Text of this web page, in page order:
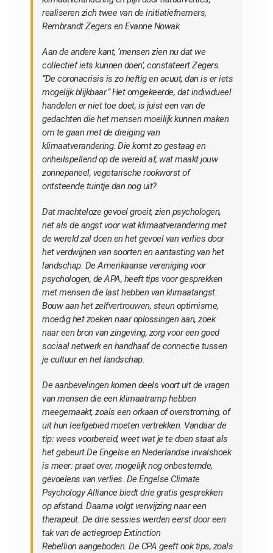
realiseren zich twee van de initiatiefnemers,
Rembrandt Zegers en Evanne Nowak.
Aan de andere kant, ‘mensen zien nu dat we
collectief iets kunnen doen’, constateert Zegers.
“De coronacrisis is zo heftig en acuut, dan is er iets
mogelijk blijkbaar.” Het omgekeerde, dat individueel
handelen er niet toe doet, is juist een van de
gedachten die het mensen moeilijk kunnen maken
om te gaan met de dreiging van
klimaatverandering. Die komt zo gestaag en
onheilspellend op de wereld af, wat maakt jouw
zonnepaneel, vegetarische rookworst of
ontsteende tuintje dan nog uit?
Dat machteloze gevoel groeit, zien psychologen,
net als de angst voor wat klimaatverandering met
de wereld zal doen en het gevoel van verlies door
het verdwijnen van soorten en aantasting van het
landschap. De Amerikaanse vereniging voor
psychologen, de APA, heeft tips voor gesprekken
met mensen die last hebben van klimaatangst.
Bouw aan het zelfvertrouwen, steun optimisme,
moedig het zoeken naar oplossingen aan, zoek
naar een bron van zingeving, zorg voor een goed
sociaal netwerk en handhaaf de connectie tussen
je cultuur en het landschap.
De aanbevelingen komen deels voort uit de vragen
van mensen die een klimaatramp hebben
meegemaakt, zoals een orkaan of overstroming, of
uit hun leefgebied moeten vertrekken. Vandaar de
tip: wees voorbereid, weet wat je te doen staat als
het gebeurt.De Engelse en Nederlandse invalshoek
is meer: praat over, mogelijk nog onbestemde,
gevoelens van verlies. De Engelse Climate
Psychology Alliancebiedt drie gratis gesprekken
op afstand. Daarna volgt verwijzing naar een
therapeut. De drie sessies werden eerst door een
tak van de actiegroepExtinction
Rebellionaangeboden. De CPA geeft ook tips, zoals